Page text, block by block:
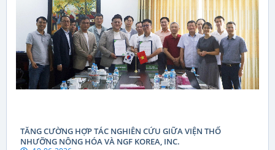
TĂNG CƯỜNG HỢP TÁC NGHIÊN CỨU GIỮA VIỆN THỔ
NHƯỠNG NÔNG HÓA VÀ NGF KOREA, INC.